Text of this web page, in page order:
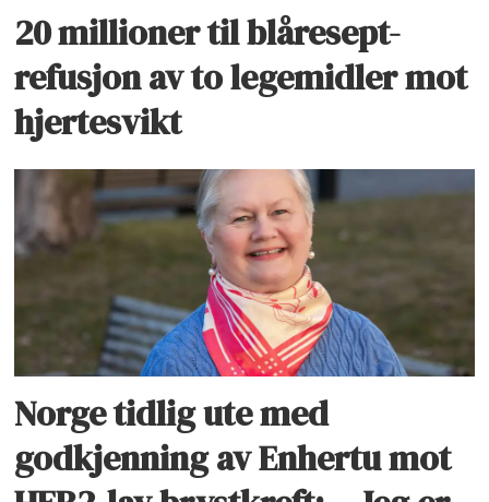
20 millioner til blåresept-
refusjon av to legemidler mot
hjertesvikt
Norge tidlig ute med
godkjenning av Enhertu mot